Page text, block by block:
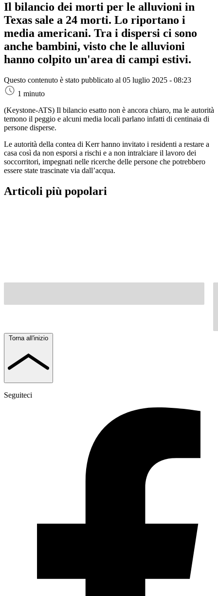
Il bilancio dei morti per le alluvioni in
Texas sale a 24 morti. Lo riportano i
media americani. Tra i dispersi ci sono
anche bambini, visto che le alluvioni
hanno colpito un'area di campi estivi.
Questo contenuto è stato pubblicato al 05 luglio 2025 - 08:23
1 minuto
(Keystone-ATS) Il bilancio esatto non è ancora chiaro, ma le autorità
temono il peggio e alcuni media locali parlano infatti di centinaia di
persone disperse.
Le autorità della contea di Kerr hanno invitato i residenti a restare a
casa così da non esporsi a rischi e a non intralciare il lavoro dei
soccorritori, impegnati nelle ricerche delle persone che potrebbero
essere state trascinate via dall’acqua.
Articoli più popolari
Torna all'inizio
Seguiteci